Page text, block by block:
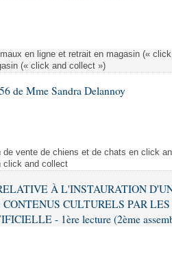
lois
des loisen ligne et retrait en magasin («
(« click and collect »)
de Mme Sandra Delannoy
de vente de chiens et de chats en click
click and collect
À L'INSTAURATION
CULTURELS PAR LES
- 1ère lecture (2ème